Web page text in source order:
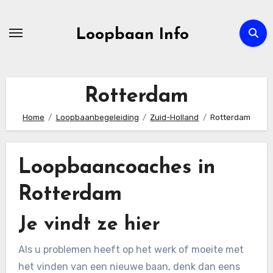
Loopbaan Info
Rotterdam
Home Loopbaanbegeleiding Zuid-Holland Rotterdam
Loopbaancoaches in
Rotterdam
Je vindt ze hier
Als u problemen heeft op het werk of moeite met
het vinden van een nieuwe baan, denk dan eens